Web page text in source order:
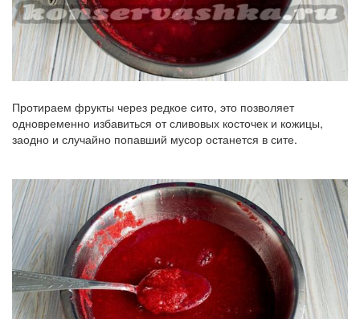
Протираем фрукты через редкое сито, это позволяет
одновременно избавиться от сливовых косточек и кожицы,
заодно и случайно попавший мусор останется в сите.